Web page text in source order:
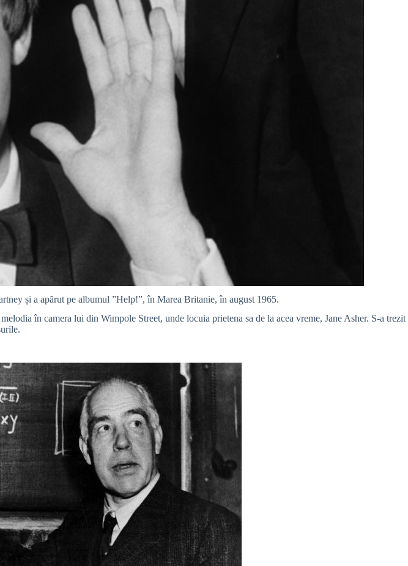
și a apărut pe albumul ”Help!”, în Marea Britanie, în august 1965.
în camera lui din Wimpole Street, unde locuia prietena sa de la acea vreme, Jane Asher. S-a trezit